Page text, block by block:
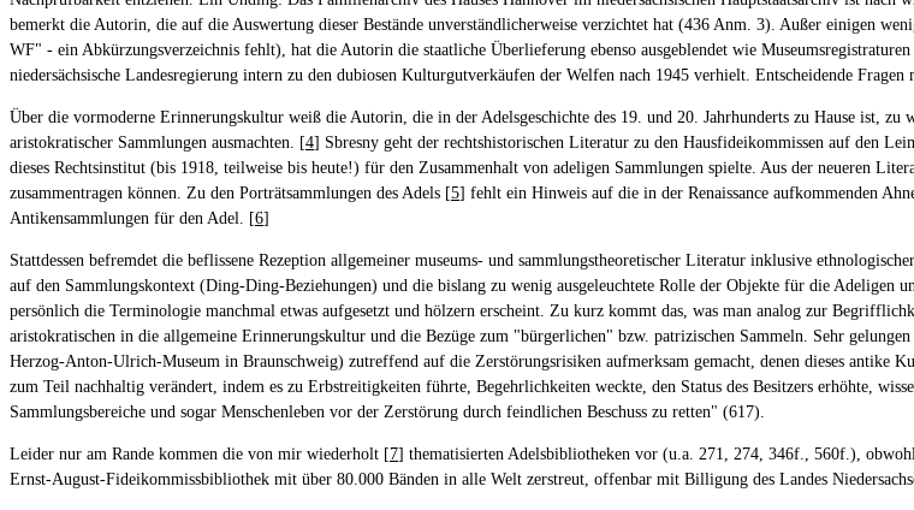
bemerkt die Autorin, die auf die Auswertung dieser Bestände unverständlicherweise verzichtet hat (436 Anm. 3). Außer einigen
WF" - ein Abkürzungsverzeichnis fehlt), hat die Autorin die staatliche Überlieferung ebenso ausgeblendet wie
niedersächsische Landesregierung intern zu den dubiosen Kulturgutverkäufen der Welfen nach 1945 verhielt. Entscheidende Fragen
Über die vormoderne Erinnerungskultur weiß die Autorin, die in der Adelsgeschichte des 19. und 20. Jahrhunderts zu Hause ist,
aristokratischer Sammlungen ausmachten. [4] Sbresny geht der rechtshistorischen Literatur zu den Hausfideikommissen auf den
dieses Rechtsinstitut (bis 1918, teilweise bis heute!) für den Zusammenhalt von adeligen Sammlungen spielte. Aus der neueren
zusammentragen können. Zu den Porträtsammlungen des Adels [5] fehlt ein Hinweis auf die in der Renaissance aufkommenden
Antikensammlungen für den Adel. [6]
Stattdessen befremdet die beflissene Rezeption allgemeiner museums- und sammlungstheoretischer Literatur inklusive
auf den Sammlungskontext (Ding-Ding-Beziehungen) und die bislang zu wenig ausgeleuchtete Rolle der Objekte für die Adeligen
persönlich die Terminologie manchmal etwas aufgesetzt und hölzern erscheint. Zu kurz kommt das, was man analog zur
aristokratischen in die allgemeine Erinnerungskultur und die Bezüge zum "bürgerlichen" bzw. patrizischen Sammeln. Sehr
Herzog-Anton-Ulrich-Museum in Braunschweig) zutreffend auf die Zerstörungsrisiken aufmerksam gemacht, denen dieses antike
zum Teil nachhaltig verändert, indem es zu Erbstreitigkeiten führte, Begehrlichkeiten weckte, den Status des Besitzers erhöhte,
Sammlungsbereiche und sogar Menschenleben vor der Zerstörung durch feindlichen Beschuss zu retten" (617).
Leider nur am Rande kommen die von mir wiederholt [7] thematisierten Adelsbibliotheken vor (u.a. 271, 274, 346f., 560f.),
Ernst-August-Fideikommissbibliothek mit über 80.000 Bänden in alle Welt zerstreut, offenbar mit Billigung des Landes